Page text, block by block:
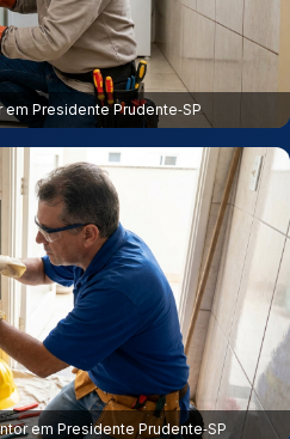
Presidente Prudente‑SP
em Presidente Prudente‑SP